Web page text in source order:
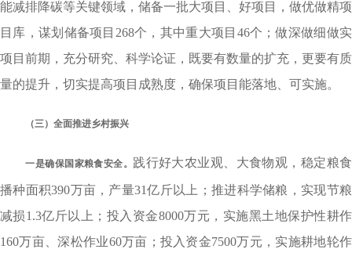
能减排降碳等关键领域，储备一批大项目、好项目，做优做精项
目库，谋划储备项目268个，其中重大项目46个；做深做细做实
项目前期，充分研究、科学论证，既要有数量的扩充，更要有质
量的提升，切实提高项目成熟度，确保项目能落地、可实施。
（三）全面推进乡村振兴
一是确保国家粮食安全。 践行好大农业观、大食物观，稳定粮食
播种面积390万亩，产量31亿斤以上；推进科学储粮，实现节粮
减损1.3亿斤以上；投入资金8000万元，实施黑土地保护性耕作
160万亩、深松作业60万亩；投入资金7500万元，实施耕地轮作